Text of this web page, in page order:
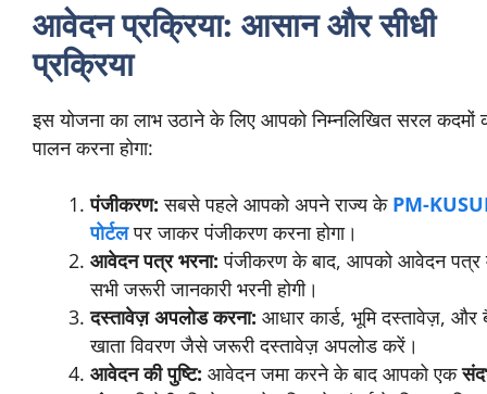
आवेदन प्रक्रिया: आसान और सीधी
प्रक्रिया
इस योजना का लाभ उठाने के लिए आपको निम्नलिखित सरल कदमों
पालन करना होगा:
पंजीकरण: सबसे पहले आपको अपने राज्य के PM-
पोर्टलपर जाकर पंजीकरण करना होगा।
आवेदन पत्र भरना: पंजीकरण के बाद, आपको आवेदन पत्र
सभी जरूरी जानकारी भरनी होगी।
दस्तावेज़ अपलोड करना: आधार कार्ड, भूमि दस्तावेज़, और
खाता विवरण जैसे जरूरी दस्तावेज़ अपलोड करें।
आवेदन की पुष्टि: आवेदन जमा करने के बाद आपको एक